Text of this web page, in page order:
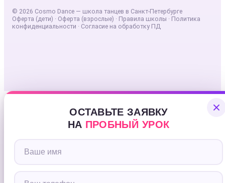
© 2026 Cosmo Dance — школа танцев в Санкт-Петербурге
Оферта (дети) · Оферта (взрослые) · Правила школы · Политика
конфиденциальности · Согласие на обработку ПД
ОСТАВЬТЕ ЗАЯВКУ
НА ПРОБНЫЙ УРОК